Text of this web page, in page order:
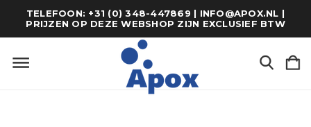
TELEFOON: +31 (0) 348-447869 | INFO@APOX.NL |
PRIJZEN OP DEZE WEBSHOP ZIJN EXCLUSIEF BTW